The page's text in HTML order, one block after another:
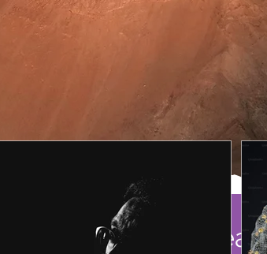
en la población general en el siglo
tu cita en línea